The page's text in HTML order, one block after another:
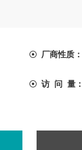
厂商性质：
访 问 量：